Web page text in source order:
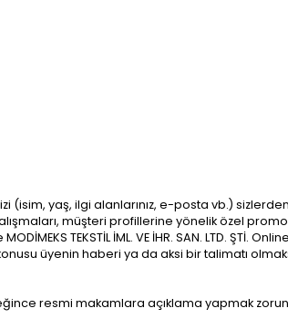
(isim, yaş, ilgi alanlarınız, e-posta vb.)
müşteri profillerine yönelik özel
TEKSTİL İML. VE İHR. SAN. LTD. ŞTİ.
üyenin haberi ya da aksi bir talimatı
resmi makamlara açıklama yapmak